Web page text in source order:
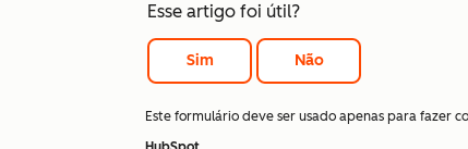
Esse artigo foi útil?
Sim Não
Este formulário deve ser usado apenas para fazer